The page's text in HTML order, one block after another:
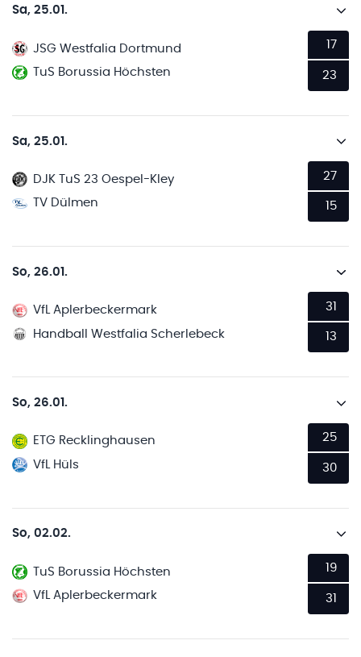
Sa, 25.01.
JSG Westfalia Dortmund
TuS Borussia Höchsten
17
23
Sa, 25.01.
DJK TuS 23 Oespel-Kley
TV Dülmen
27
15
So, 26.01.
VfL Aplerbeckermark
Handball Westfalia Scherlebeck
31
13
So, 26.01.
ETG Recklinghausen
VfL Hüls
25
30
So, 02.02.
TuS Borussia Höchsten
VfL Aplerbeckermark
19
31